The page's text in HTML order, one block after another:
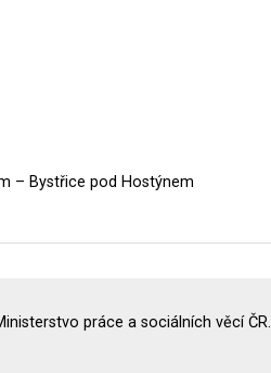
– Bystřice pod Hostýnem
práce a sociálních věcí ČR.